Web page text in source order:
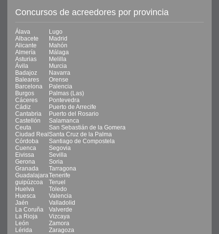
Concursos de acreedores por provincia
Álava
Lugo
Albacete
Madrid
Alicante
Mahón
Almería
Málaga
Asturias
Melilla
Ávila
Murcia
Badajoz
Navarra
Baleares
Orense
Barcelona
Palencia
Burgos
Palmas (Las)
Cáceres
Pontevedra
Cádiz
Puerto de Arrecife
Cantabria
Puerto del Rosario
Castellón
Salamanca
Ceuta
San Sebastián de la Gomera
Ciudad Real Santa Cruz de la Palma
Córdoba
Santiago de Compostela
Cuenca
Segovia
Eivissa
Sevilla
Gerona
Soria
Granada
Tarragona
GuadalajaraTenerife
guipúzcoa
Teruel
Huelva
Toledo
Huesca
Valencia
Jaén
Valladolid
La Coruña
Valverde
La Rioja
Vizcaya
León
Zamora
Lérida
Zaragoza